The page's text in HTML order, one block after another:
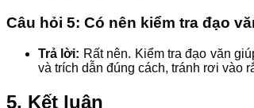
Câu hỏi 5: Có nên kiểm tra đạo
Trả lời: Rất nên. Kiểm tra đạo văn
và trích dẫn đúng cách, tránh rơi vào
5. Kết luận